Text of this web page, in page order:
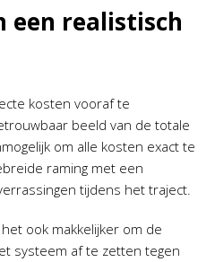
een realistisch
kosten vooraf te
beeld van de totale
om alle kosten exact te
raming met een
tijdens het traject.
ook makkelijker om de
systeem af te zetten tegen